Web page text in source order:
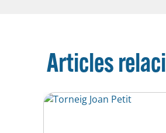
Articles